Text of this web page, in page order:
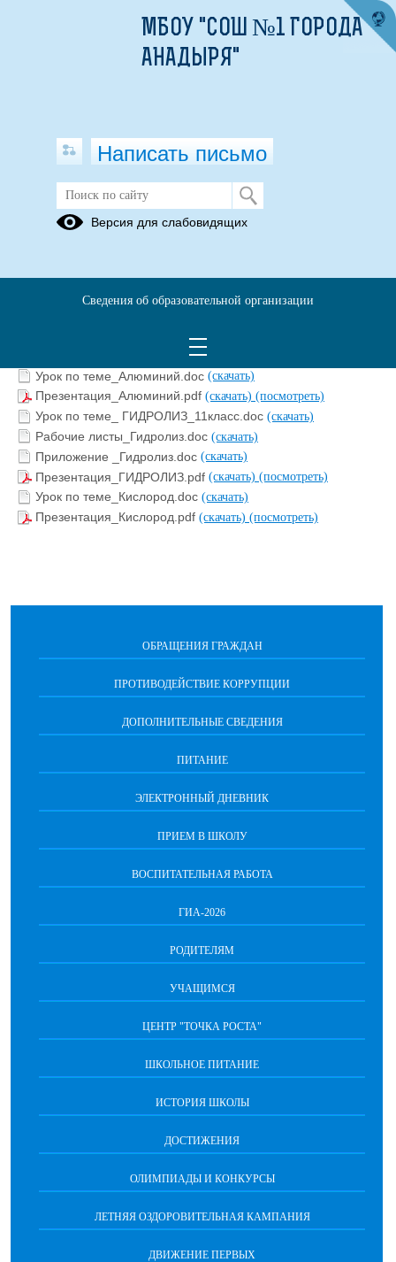
КОНСПЕКТЫ УРОКОВ
(скачать)
(скачать)
Урок по теме_Алюминий.doc (скачать)
Презентация_Алюминий.pdf (скачать) (посмотреть)
Урок по теме_ ГИДРОЛИЗ_11класс.doc (скачать)
Рабочие листы_Гидролиз.doc (скачать)
Приложение _Гидролиз.doc (скачать)
Презентация_ГИДРОЛИЗ.pdf (скачать) (посмотреть)
Урок по теме_Кислород.doc (скачать)
Презентация_Кислород.pdf (скачать) (посмотреть)
ОБРАЩЕНИЯ ГРАЖДАН
ПРОТИВОДЕЙСТВИЕ КОРРУПЦИИ
ДОПОЛНИТЕЛЬНЫЕ СВЕДЕНИЯ
ПИТАНИЕ
ЭЛЕКТРОННЫЙ ДНЕВНИК
ПРИЕМ В ШКОЛУ
ВОСПИТАТЕЛЬНАЯ РАБОТА
ГИА-2026
РОДИТЕЛЯМ
УЧАЩИМСЯ
ЦЕНТР "ТОЧКА РОСТА"
ШКОЛЬНОЕ ПИТАНИЕ
ИСТОРИЯ ШКОЛЫ
ДОСТИЖЕНИЯ
ОЛИМПИАДЫ И КОНКУРСЫ
ЛЕТНЯЯ ОЗДОРОВИТЕЛЬНАЯ КАМПАНИЯ
ДВИЖЕНИЕ ПЕРВЫХ
МБОУ "СОШ №1 ГОРОДА
АНАДЫРЯ"
Написать письмо
Версия для слабовидящих
Сведения об образовательной организации